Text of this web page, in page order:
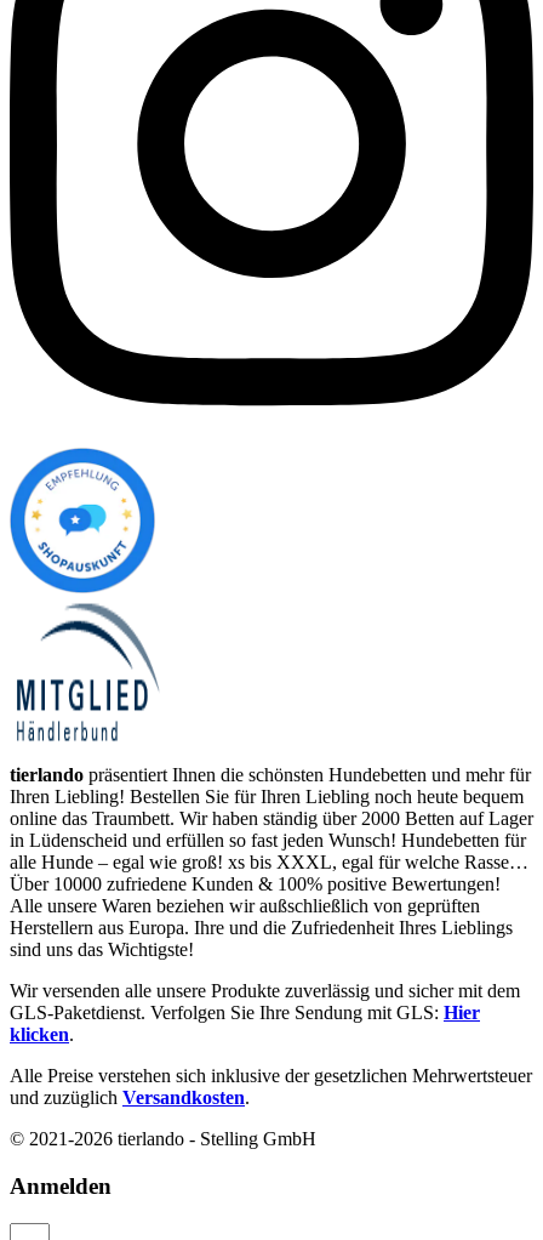
tierlando präsentiert Ihnen die schönsten Hundebetten und mehr für
Ihren Liebling! Bestellen Sie für Ihren Liebling noch heute bequem
online das Traumbett. Wir haben ständig über 2000 Betten auf Lager
in Lüdenscheid und erfüllen so fast jeden Wunsch! Hundebetten für
alle Hunde – egal wie groß! xs bis XXXL, egal für welche Rasse…
Über 10000 zufriedene Kunden & 100% positive Bewertungen!
Alle unsere Waren beziehen wir außschließlich von geprüften
Herstellern aus Europa. Ihre und die Zufriedenheit Ihres Lieblings
sind uns das Wichtigste!
Wir versenden alle unsere Produkte zuverlässig und sicher mit dem
GLS-Paketdienst. Verfolgen Sie Ihre Sendung mit GLS: Hier
klicken.
Alle Preise verstehen sich inklusive der gesetzlichen Mehrwertsteuer
und zuzüglich Versandkosten.
© 2021-2026 tierlando - Stelling GmbH
Anmelden